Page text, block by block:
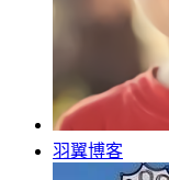
羽翼博客